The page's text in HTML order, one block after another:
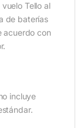
Tello al
de baterías
acuerdo con
incluye